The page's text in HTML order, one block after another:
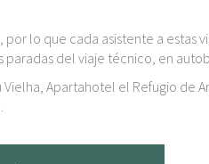
lo que cada asistente a estas
del viaje técnico, en
Apartahotel el Refugio de